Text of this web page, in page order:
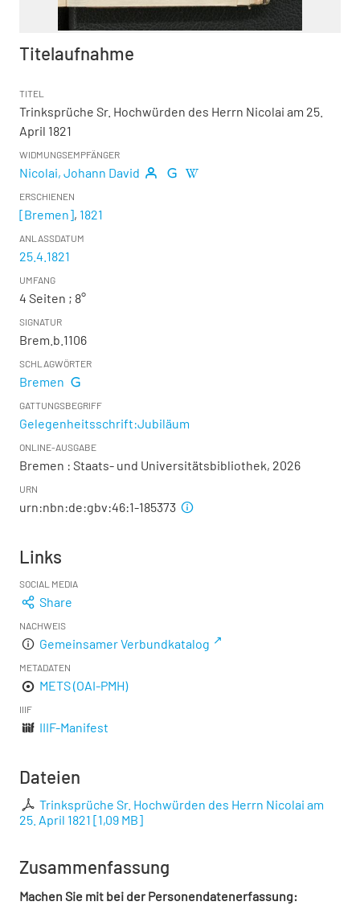
Titelaufnahme
TITEL
Trinksprüche Sr. Hochwürden des Herrn Nicolai am 25.
April 1821
WIDMUNGSEMPFÄNGER
Nicolai, Johann David
ERSCHIENEN
[Bremen], 1821
ANLASSDATUM
25.4.1821
UMFANG
4 Seiten ; 8°
SIGNATUR
Brem.b.1106
SCHLAGWÖRTER
Bremen
GATTUNGSBEGRIFF
Gelegenheitsschrift:Jubiläum
ONLINE-AUSGABE
Bremen : Staats- und Universitätsbibliothek, 2026
URN
urn:nbn:de:gbv:46:1-185373
Links
SOCIAL MEDIA
Share
NACHWEIS
Gemeinsamer Verbundkatalog
METADATEN
METS (OAI-PMH)
IIIF
IIIF-Manifest
Dateien
Trinksprüche Sr. Hochwürden des Herrn Nicolai am
25. April 1821 [1,09 MB]
Zusammenfassung
Machen Sie mit bei der Personendatenerfassung: